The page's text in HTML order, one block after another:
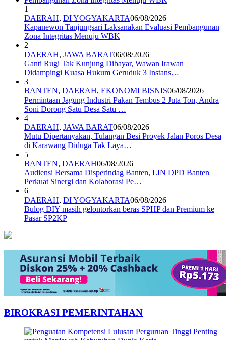
1
DAERAH, DI YOGYAKARTA06/08/2026
Kapanewon Tanjungsari Laksanakan Evaluasi Pembangunan
Zona Integritas Menuju WBK
2
DAERAH, JAWA BARAT06/08/2026
Ganti Rugi Tak Kunjung Dibayar, Wawan Irawan
Didampingi Kuasa Hukum Geruduk 3 Instans…
3
BANTEN, DAERAH, EKONOMI BISNIS06/08/2026
Permintaan Jagung Industri Pakan Tembus 2 Juta Ton, Andra
Soni Dorong Satu Desa Satu …
4
DAERAH, JAWA BARAT06/08/2026
Mutu Dipertanyakan, Tulangan Besi Proyek Jalan Poros Desa
di Karawang Diduga Tak Laya…
5
BANTEN, DAERAH06/08/2026
Audiensi Bersama Disperindag Banten, LIN DPD Banten
Perkuat Sinergi dan Kolaborasi Pe…
6
DAERAH, DI YOGYAKARTA06/08/2026
Bulog DIY masih gelontorkan beras SPHP dan Premium ke
Pasar SP2KP
BIROKRASI PEMERINTAHAN